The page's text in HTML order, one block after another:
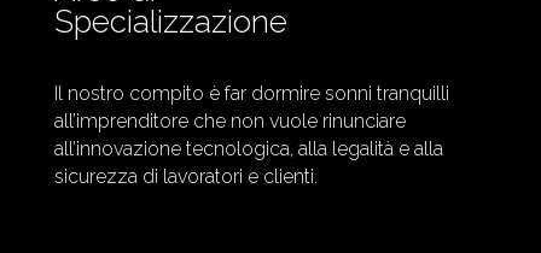
Specializzazione
Il nostro compito è far dormire sonni tranquilli
all’imprenditore che non vuole rinunciare
all’innovazione tecnologica, alla legalità e alla
sicurezza di lavoratori e clienti.